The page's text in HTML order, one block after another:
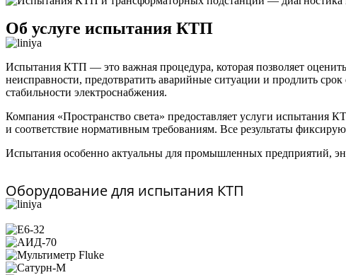
Об услуге испытания КТП
Испытания КТП — это важная процедура, которая позволяет
неисправности, предотвратить аварийные ситуации и продлить
стабильности электроснабжения.
Компания «Пространство света» предоставляет услуги испытания
и соответствие нормативным требованиям. Все результаты
Испытания особенно актуальны для промышленных предприятий,
Оборудование для испытания КТП